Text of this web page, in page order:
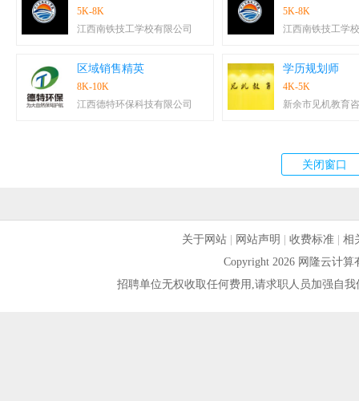
5K-8K
江西南铁技工学校有限公司
5K-8K
江西南铁技工学
区域销售精英
8K-10K
江西德特环保科技有限公司
学历规划师
4K-5K
新余市见机教育
关于网站 网站声明 |收费标准 |相
Copyright 2026 网隆云计
招聘单位无权收取任何费用,请求职人员加强自